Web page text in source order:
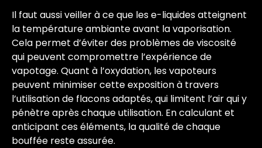
Il faut aussi veiller à ce que les e-liquides atteignent
la température ambiante avant la vaporisation.
Cela permet d’éviter des problèmes de viscosité
qui peuvent compromettre l’expérience de
vapotage. Quant à l’oxydation, les vapoteurs
peuvent minimiser cette exposition à travers
l’utilisation de flacons adaptés, qui limitent l’air qui y
pénètre après chaque utilisation. En calculant et
anticipant ces éléments, la qualité de chaque
bouffée reste assurée.